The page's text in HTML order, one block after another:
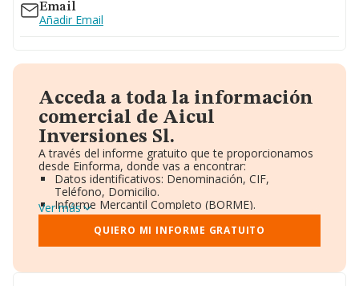
Email
Añadir Email
Acceda a toda la información
comercial de Aicul
Inversiones Sl.
A través del informe gratuito que te proporcionamos
desde Einforma, donde vas a encontrar:
Datos identificativos: Denominación, CIF,
Teléfono, Domicilio.
Informe Mercantil Completo (BORME).
Gráficos de Evolución Ventas y Empleados.
Consejo de Administración y Administradores.
Directivos y Ejecutivos.
Ver más
QUIERO MI INFORME GRATUITO